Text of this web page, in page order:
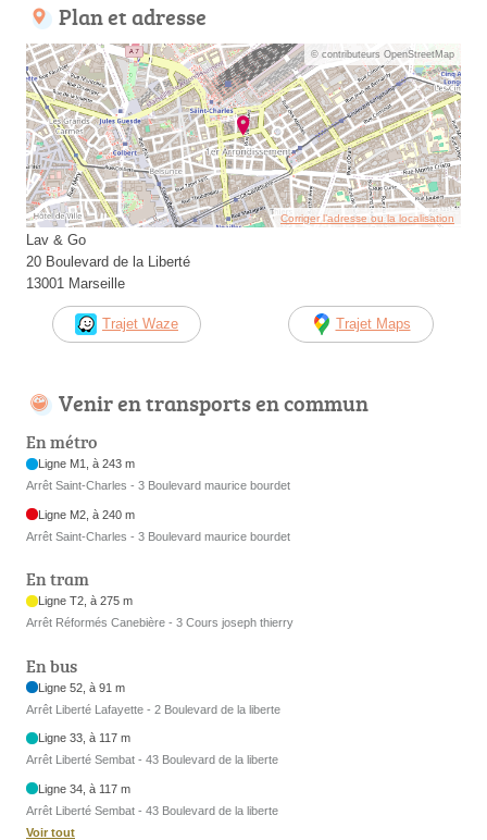
Plan et adresse
© contributeurs OpenStreetMap
Corriger l’adresse ou la localisation
Lav & Go
20 Boulevard de la Liberté
13001 Marseille
Trajet Waze Trajet Maps
Venir en transports en commun
En métro
Ligne M1, à 243 m
Arrêt Saint-Charles - 3 Boulevard maurice bourdet
Ligne M2, à 240 m
Arrêt Saint-Charles - 3 Boulevard maurice bourdet
En tram
Ligne T2, à 275 m
Arrêt Réformés Canebière - 3 Cours joseph thierry
En bus
Ligne 52, à 91 m
Arrêt Liberté Lafayette - 2 Boulevard de la liberte
Ligne 33, à 117 m
Arrêt Liberté Sembat - 43 Boulevard de la liberte
Ligne 34, à 117 m
Arrêt Liberté Sembat - 43 Boulevard de la liberte
Voir tout